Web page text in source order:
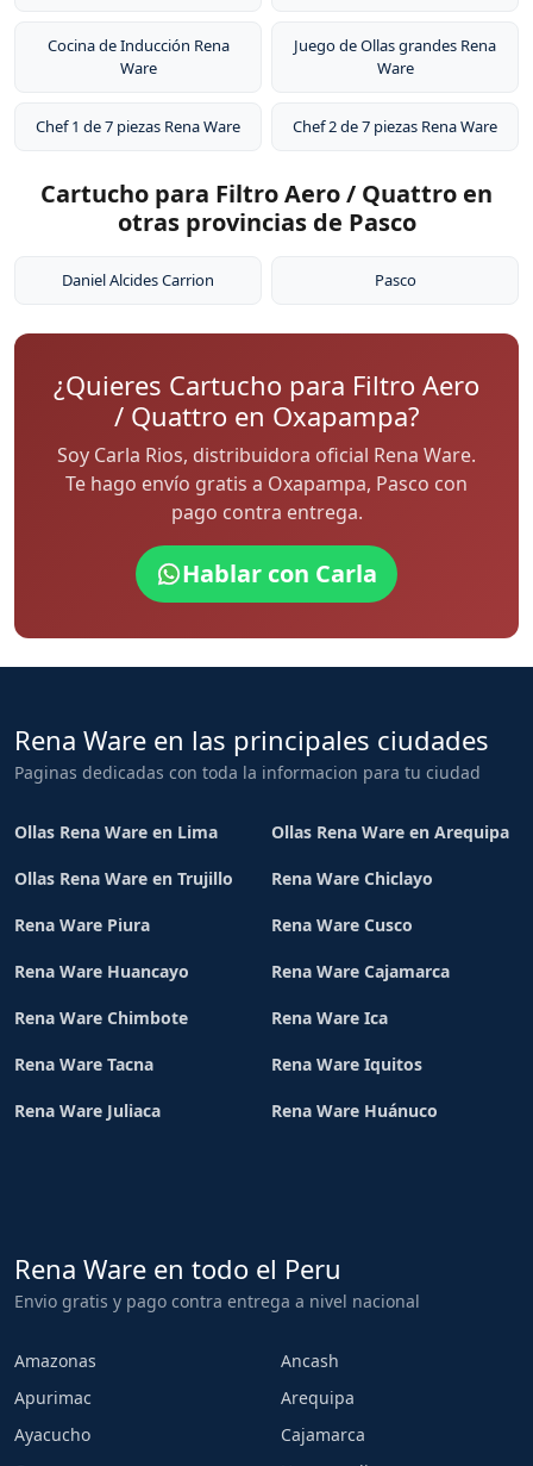
Cocina de Inducción Rena
Ware
Juego de Ollas grandes Rena
Ware
Chef 1 de 7 piezas Rena Ware Chef 2 de 7 piezas Rena Ware
Cartucho para Filtro Aero / Quattro en
otras provincias de Pasco
Daniel Alcides Carrion Pasco
¿Quieres Cartucho para Filtro Aero
/ Quattro en Oxapampa?
Soy Carla Rios, distribuidora oficial Rena Ware.
Te hago envío gratis a Oxapampa, Pasco con
pago contra entrega.
Hablar con Carla
Rena Ware en las principales ciudades
Paginas dedicadas con toda la informacion para tu ciudad
Ollas Rena Ware en Lima Ollas Rena Ware en Arequipa
Ollas Rena Ware en Trujillo Rena Ware Chiclayo
Rena Ware Piura Rena Ware Cusco
Rena Ware Huancayo Rena Ware Cajamarca
Rena Ware Chimbote Rena Ware Ica
Rena Ware Tacna Rena Ware Iquitos
Rena Ware Juliaca Rena Ware Huánuco
Rena Ware en todo el Peru
Envio gratis y pago contra entrega a nivel nacional
Amazonas
Ancash
Apurimac
Arequipa
Ayacucho
Cajamarca